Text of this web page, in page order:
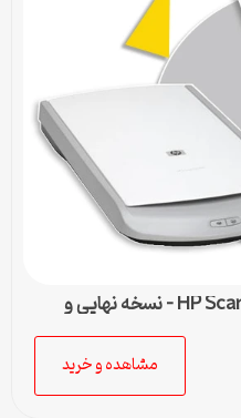
دانلود درایور اسکنر HP Scanjet G2410 – نسخه نهایی و
مشاهده و خرید